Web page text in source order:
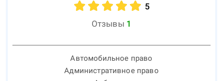
5
Отзывы 1
Автомобильное право
Административное право